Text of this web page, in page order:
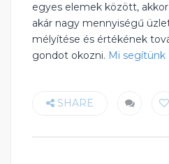
egyes elemek között,
akár nagy mennyiségű
mélyítése és értékének
gondot okozni. Mi segítünk
SHARE